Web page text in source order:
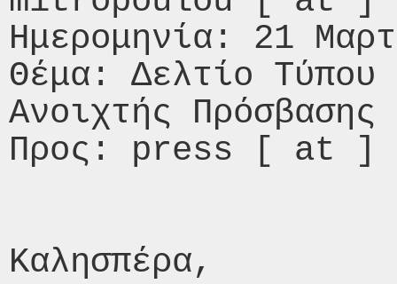
Ημερομηνία: 21
Θέμα: Δελτίο
Ανοιχτής Πρόσβασης
Προς: press [ at
Καλησπέρα,